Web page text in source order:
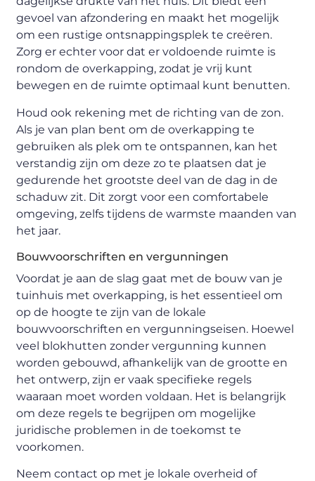
gevoel van afzondering en maakt het mogelijk
om een rustige ontsnappingsplek te creëren.
Zorg er echter voor dat er voldoende ruimte is
rondom de overkapping, zodat je vrij kunt
bewegen en de ruimte optimaal kunt benutten.
Houd ook rekening met de richting van de zon.
Als je van plan bent om de overkapping te
gebruiken als plek om te ontspannen, kan het
verstandig zijn om deze zo te plaatsen dat je
gedurende het grootste deel van de dag in de
schaduw zit. Dit zorgt voor een comfortabele
omgeving, zelfs tijdens de warmste maanden van
het jaar.
Bouwvoorschriften en vergunningen
Voordat je aan de slag gaat met de bouw van je
tuinhuis met overkapping, is het essentieel om
op de hoogte te zijn van de lokale
bouwvoorschriften en vergunningseisen. Hoewel
veel blokhutten zonder vergunning kunnen
worden gebouwd, afhankelijk van de grootte en
het ontwerp, zijn er vaak specifieke regels
waaraan moet worden voldaan. Het is belangrijk
om deze regels te begrijpen om mogelijke
juridische problemen in de toekomst te
voorkomen.
Neem contact op met je lokale overheid of